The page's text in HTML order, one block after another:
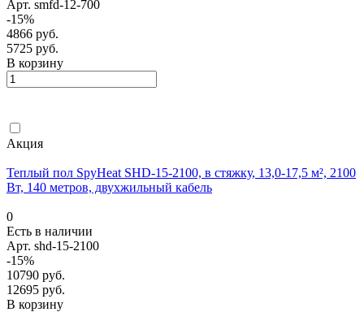
Арт. smfd-12-700
-15%
4866 руб.
5725 руб.
В корзину
Акция
Теплый пол SpyHeat SHD-15-2100, в стяжку, 13,0-17,5 м², 2100
Вт, 140 метров, двухжильный кабель
0
Есть в наличии
Арт. shd-15-2100
-15%
10790 руб.
12695 руб.
В корзину